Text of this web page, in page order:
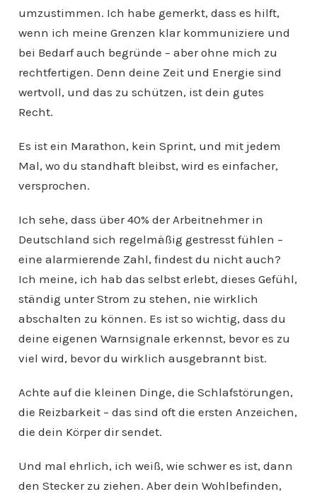
umzustimmen. Ich habe gemerkt, dass es hilft,
wenn ich meine Grenzen klar kommuniziere und
bei Bedarf auch begründe – aber ohne mich zu
rechtfertigen. Denn deine Zeit und Energie sind
wertvoll, und das zu schützen, ist dein gutes
Recht.
Es ist ein Marathon, kein Sprint, und mit jedem
Mal, wo du standhaft bleibst, wird es einfacher,
versprochen.
Ich sehe, dass über 40% der Arbeitnehmer in
Deutschland sich regelmäßig gestresst fühlen –
eine alarmierende Zahl, findest du nicht auch?
Ich meine, ich hab das selbst erlebt, dieses Gefühl,
ständig unter Strom zu stehen, nie wirklich
abschalten zu können. Es ist so wichtig, dass du
deine eigenen Warnsignale erkennst, bevor es zu
viel wird, bevor du wirklich ausgebrannt bist.
Achte auf die kleinen Dinge, die Schlafstörungen,
die Reizbarkeit – das sind oft die ersten Anzeichen,
die dein Körper dir sendet.
Und mal ehrlich, ich weiß, wie schwer es ist, dann
den Stecker zu ziehen. Aber dein Wohlbefinden,